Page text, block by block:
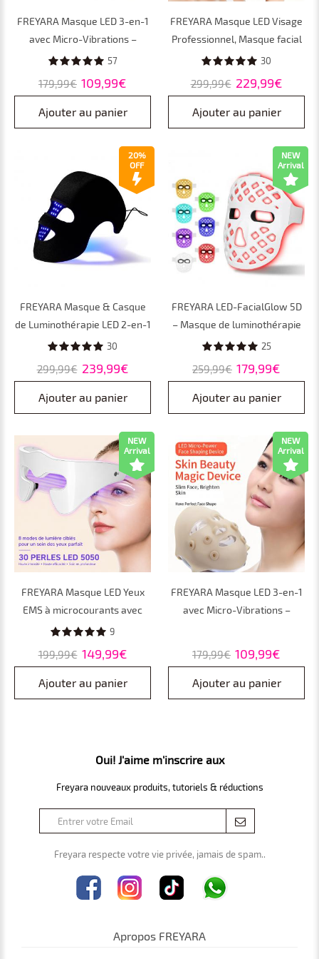
FREYARA Masque LED 3-en-1
avec Micro-Vibrations –
Favorise l’Absorption du
et Illumine la Peau
57
179,99€ 109,99€
Ajouter au panier
FREYARA Masque LED Visage
Professionnel, Masque facial
en silicone de luminothérapie
complète du visage et de la
mâchoire, anti-âge, éclat,
rides et acné
30
299,99€ 229,99€
Ajouter au panier
20%
OFF
FREYARA Masque & Casque
de Luminothérapie LED 2-en-1
– 278 LED, Technologie LED
Longueurs d’Onde pour le
Visage et le Cuir Chevelu
30
299,99€ 239,99€
Ajouter au panier
NEW
Arrival
FREYARA LED-FacialGlow 5D
– Masque de luminothérapie
LED sans fil professionnel 8
stimulation du collagène et
rajeunissement de la peau
25
259,99€ 179,99€
Ajouter au panier
NEW
Arrival
FREYARA Masque LED Yeux
EMS à microcourants avec
luminothérapie LED 8
les poches, les cernes, les
rides et les ridules
9
199,99€ 149,99€
Ajouter au panier
NEW
Arrival
FREYARA Masque LED 3-en-1
avec Micro-Vibrations –
et Illumine la Peau
179,99€ 109,99€
Ajouter au panier
Oui! J'aime m'inscrire aux
Freyara nouveaux produits, tutoriels & réductions
Freyara respecte votre vie privée, jamais de spam..
Apropos FREYARA